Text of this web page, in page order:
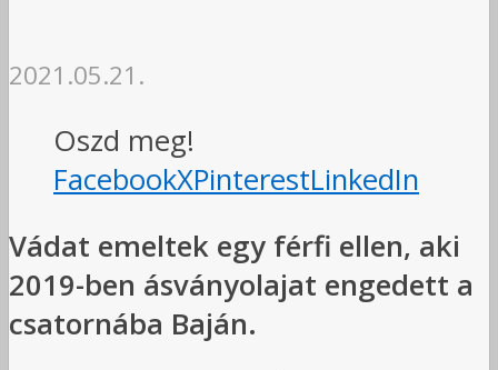
2021.05.21.
Oszd meg!
FacebookXPinterestLinkedIn
Vádat emeltek egy férfi ellen, aki
2019-ben ásványolajat engedett a
csatornába Baján.